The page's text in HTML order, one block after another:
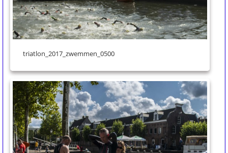
triatlon_2017_zwemmen_0500